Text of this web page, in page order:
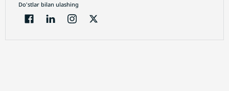
Do'stlar bilan ulashing